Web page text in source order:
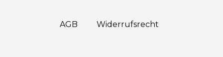
AGB Widerrufs­recht